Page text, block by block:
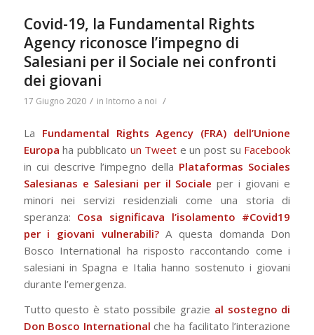
Covid-19, la Fundamental Rights
Agency riconosce l’impegno di
Salesiani per il Sociale nei confronti
dei giovani
17 Giugno 2020 / in Intorno a noi /
La Fundamental Rights Agency (FRA) dell’Unione
Europa ha pubblicato un Tweet e un post su Facebook
in cui descrive l’impegno della Plataformas Sociales
Salesianas e Salesiani per il Sociale per i giovani e
minori nei servizi residenziali come una storia di
speranza: Cosa significava l’isolamento #Covid19
per i giovani vulnerabili?A questa domanda Don
Bosco International ha risposto raccontando come i
salesiani in Spagna e Italia hanno sostenuto i giovani
durante l’emergenza.
Tutto questo è stato possibile grazie al sostegno di
Don Bosco International che ha facilitato l’interazione